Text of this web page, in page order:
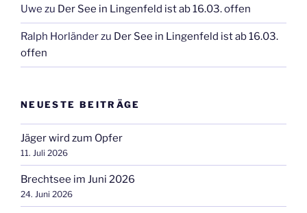
Uwe zu Der See in Lingenfeld ist ab 16.03. offen
Ralph Horländerzu Der See in Lingenfeld ist ab 16.03.
offen
NEUESTE BEITRÄGE
Jäger wird zum Opfer
11. Juli 2026
Brechtsee im Juni 2026
24. Juni 2026